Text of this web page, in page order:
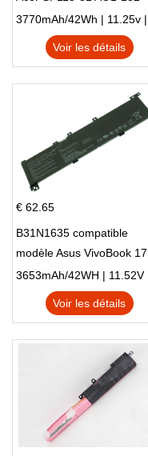
NE132
Voir les détails
€ 62.65
B31N1635 compatible
modèle Asus VivoBook 17
X705NC X705UA X705UV
X705UN X705UD
Voir les détails